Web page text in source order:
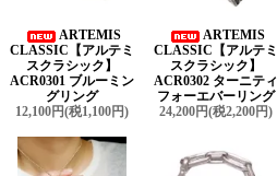
ARTEMIS
CLASSIC【アルテミ
スクラシック】
ACR0301 ブルーミン
グリング
12,100円(税1,100円)
ARTEMIS
CLASSIC【アルテミ
スクラシック】
ACR0302 ターニティ
フォーエバーリング
24,200円(税2,200円)